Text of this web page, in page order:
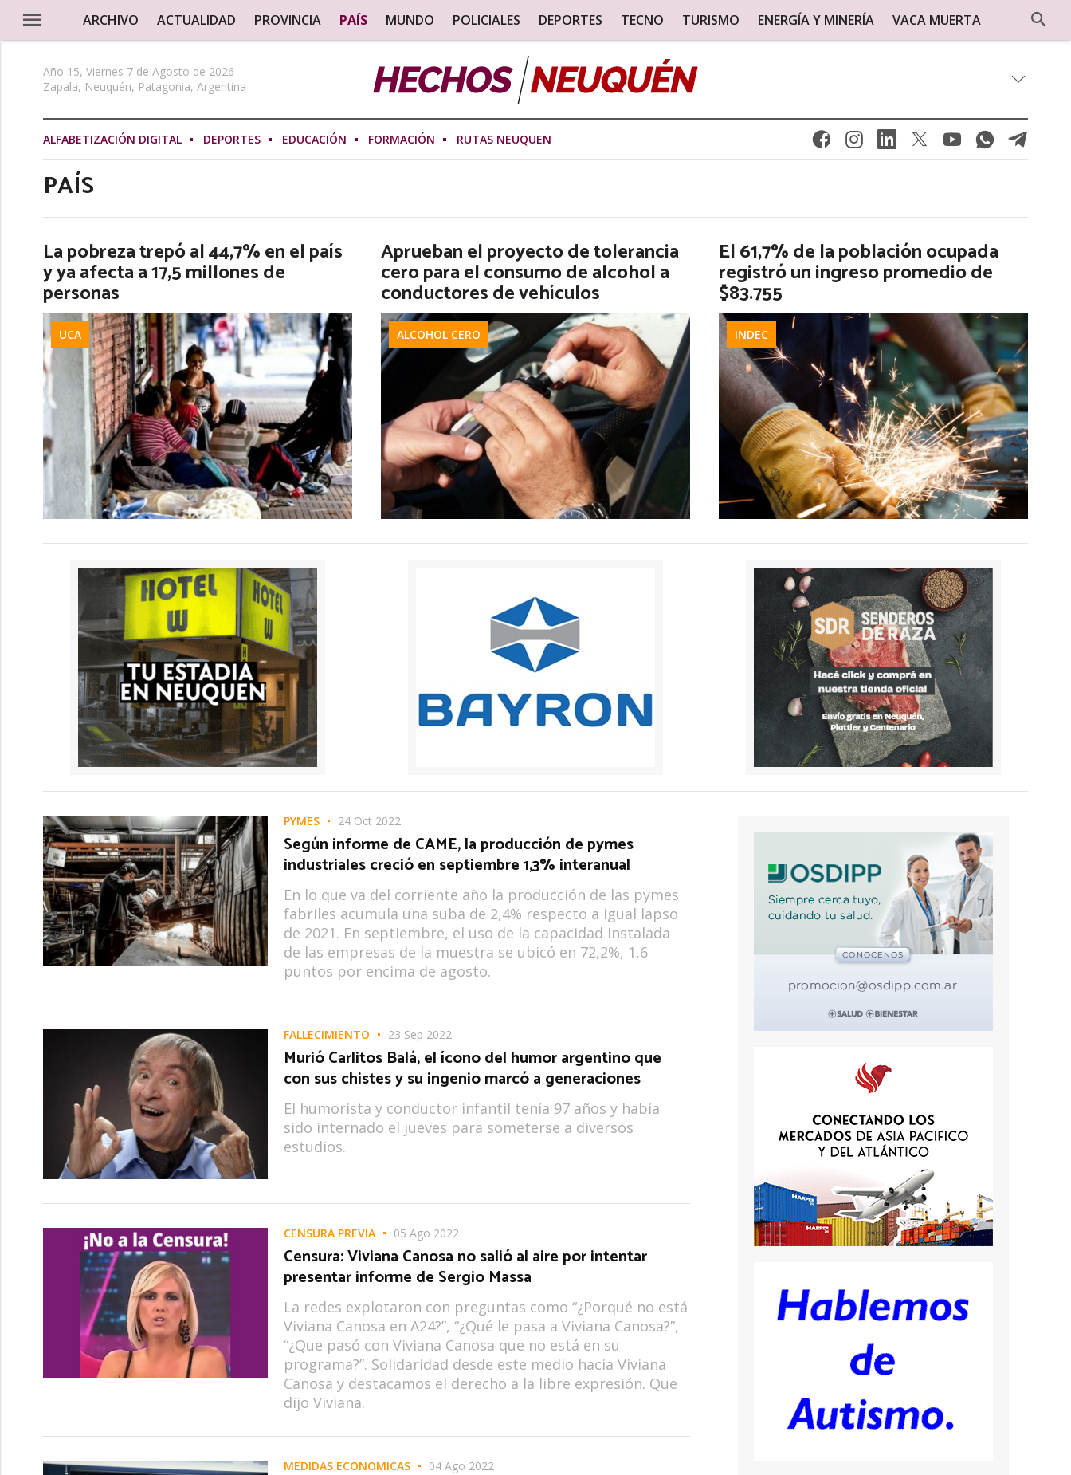
ARCHIVO ACTUALIDAD PROVINCIA PAÍS MUNDO POLICIALES DEPORTES TECNO TURISMO ENERGÍA Y MINERÍA VACA MUERTA
Año 15, Viernes 7 de Agosto de 2026
Zapala, Neuquén, Patagonia, Argentina
ALFABETIZACIÓN DIGITAL DEPORTES EDUCACIÓN FORMACIÓN RUTAS NEUQUEN
PAÍS
La pobreza trepó al 44,7% en el país
y ya afecta a 17,5 millones de
personas
UCA
Aprueban el proyecto de tolerancia
cero para el consumo de alcohol a
conductores de vehículos
ALCOHOL CERO
El 61,7% de la población ocupada
registró un ingreso promedio de
$83.755
INDEC
PYMES 24 Oct 2022
Según informe de CAME, la producción de pymes
industriales creció en septiembre 1,3% interanual
En lo que va del corriente año la producción de las pymes
fabriles acumula una suba de 2,4% respecto a igual lapso
de 2021. En septiembre, el uso de la capacidad instalada
de las empresas de la muestra se ubicó en 72,2%, 1,6
puntos por encima de agosto.
FALLECIMIENTO 23 Sep 2022
Murió Carlitos Balá, el ícono del humor argentino que
con sus chistes y su ingenio marcó a generaciones
El humorista y conductor infantil tenía 97 años y había
sido internado el jueves para someterse a diversos
estudios.
CENSURA PREVIA 05 Ago 2022
Censura: Viviana Canosa no salió al aire por intentar
presentar informe de Sergio Massa
La redes explotaron con preguntas como “¿Porqué no está
Viviana Canosa en A24?”, “¿Qué le pasa a Viviana Canosa?”,
“¿Que pasó con Viviana Canosa que no está en su
programa?”. Solidaridad desde este medio hacia Viviana
Canosa y destacamos el derecho a la libre expresión. Que
dijo Viviana.
MEDIDAS ECONÓMICAS 04 Ago 2022